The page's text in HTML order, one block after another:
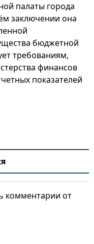
палаты города
заключении она
бюджетной
требованиям,
финансов
показателей
комментарии от